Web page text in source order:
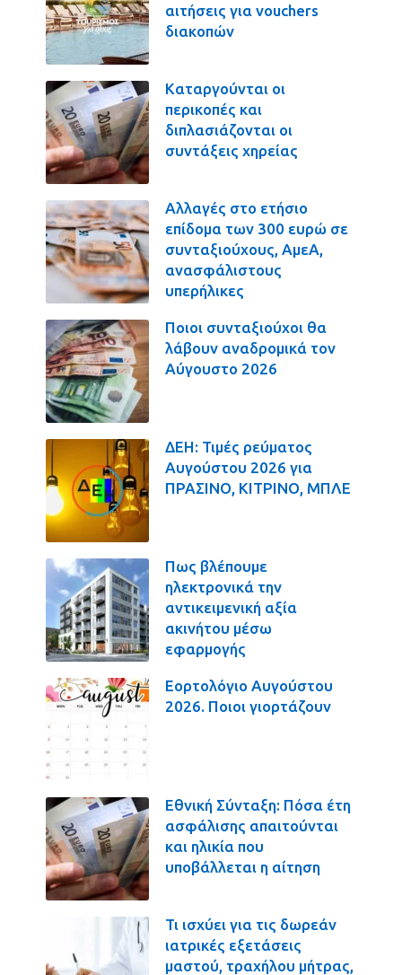
αιτήσεις για vouchers
διακοπών
Καταργούνται οι
περικοπές και
διπλασιάζονται οι
συντάξεις χηρείας
Αλλαγές στο ετήσιο
επίδομα των 300 ευρώ σε
συνταξιούχους, ΑμεΑ,
ανασφάλιστους
υπερήλικες
Ποιοι συνταξιούχοι θα
λάβουν αναδρομικά τον
Αύγουστο 2026
ΔΕΗ: Τιμές ρεύματος
Αυγούστου 2026 για
ΠΡΑΣΙΝΟ, ΚΙΤΡΙΝΟ, ΜΠΛΕ
Πως βλέπουμε
ηλεκτρονικά την
αντικειμενική αξία
ακινήτου μέσω
εφαρμογής
Εορτολόγιο Αυγούστου
2026. Ποιοι γιορτάζουν
Εθνική Σύνταξη: Πόσα έτη
ασφάλισης απαιτούνται
και ηλικία που
υποβάλλεται η αίτηση
Τι ισχύει για τις δωρεάν
ιατρικές εξετάσεις
μαστού, τραχήλου μήτρας,